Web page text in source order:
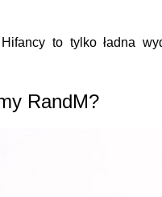
to tylko ładna
RandM?